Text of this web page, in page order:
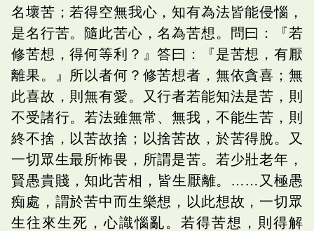
名壞苦；若得空無我心，知有為法皆能侵惱，
是名行苦。隨此苦心，名為苦想。問曰：『若
修苦想，得何等利？』答曰：『是苦想，有厭
離果。』所以者何？修苦想者，無依貪喜；無
此喜故，則無有愛。又行者若能知法是苦，則
不受諸行。若法雖無常、無我，不能生苦，則
終不捨，以苦故捨；以捨苦故，於苦得脫。又
一切眾生最所怖畏，所謂是苦。若少壯老年，
賢愚貴賤，知此苦相，皆生厭離。……又極愚
痴處，謂於苦中而生樂想，以此想故，一切眾
生往來生死，心識惱亂。若得苦想，則得解